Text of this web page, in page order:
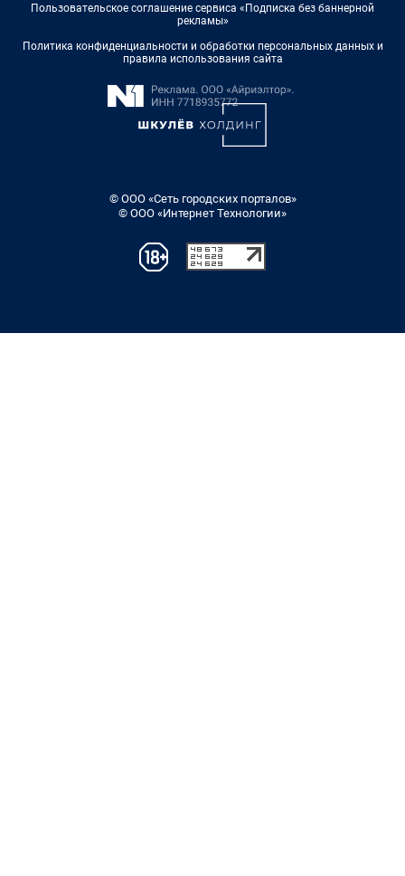
Пользовательское соглашение сервиса «Подписка без баннерной
рекламы»
Политика конфиденциальности и обработки персональных данных и
правила использования сайта
© ООО «Сеть городских порталов»
© ООО «Интернет Технологии»